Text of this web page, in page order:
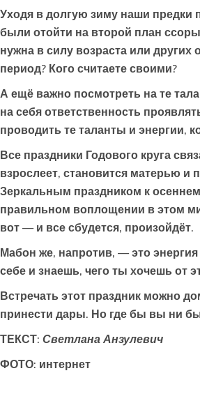
Уходя в долгую зиму наши предки
были отойти на второй план
нужна в силу возраста или
период? Кого считаете своими?
А ещё важно посмотреть на те
на себя ответственность
проводить те таланты и энергии,
Все праздники Годового круга
взрослеет, становится матерью и
Зеркальным праздником к
правильном воплощении в этом
вот — и все сбудется, произойдёт.
Мабон же, напротив, — это
себе и знаешь, чего ты хочешь от
Встречать этот праздник можно
принести дары. Но где бы вы ни
ТЕКСТ: Светлана Анзулевич
ФОТО: интернет